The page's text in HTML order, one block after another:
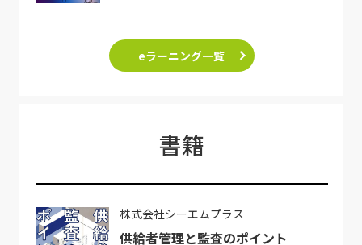
eラーニング一覧
書籍
株式会社シーエムプラス
供給者管理と監査のポイント